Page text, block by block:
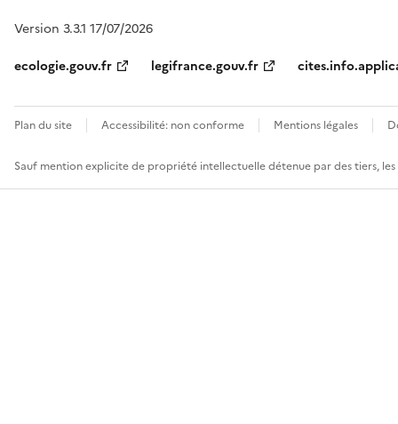
Version 3.3.1 17/07/2026
ecologie.gouv.fr
legifrance.gouv.fr
Plan du site Accessibilité: non conforme Mentions légales
Sauf mention explicite de propriété intellectuelle détenue par des tiers,